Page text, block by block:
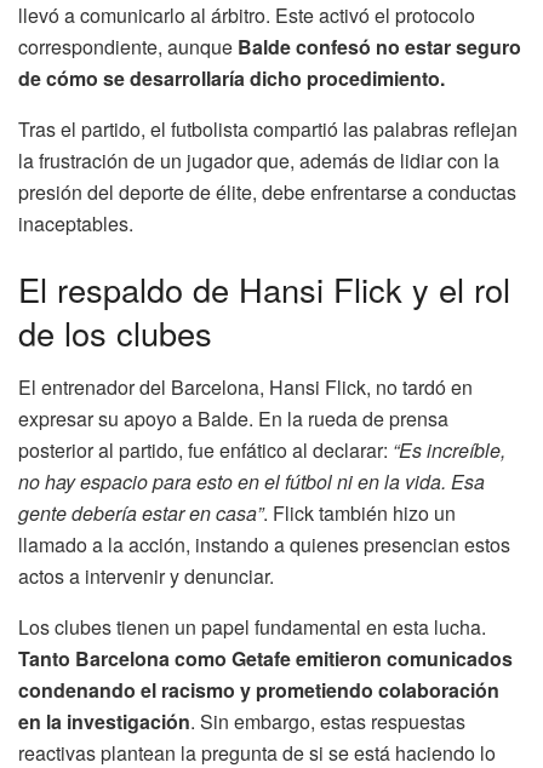
llevó a comunicarlo al árbitro. Este activó el protocolo
correspondiente, aunque Balde confesó no estar seguro
de cómo se desarrollaría dicho procedimiento.
Tras el partido, el futbolista compartió las palabras reflejan
la frustración de un jugador que, además de lidiar con la
presión del deporte de élite, debe enfrentarse a conductas
inaceptables.
El respaldo de Hansi Flick y el rol
de los clubes
El entrenador del Barcelona, Hansi Flick, no tardó en
expresar su apoyo a Balde. En la rueda de prensa
posterior al partido, fue enfático al declarar: “Es increíble,
no hay espacio para esto en el fútbol ni en la vida. Esa
gente debería estar en casa”. Flick también hizo un
llamado a la acción, instando a quienes presencian estos
actos a intervenir y denunciar.
Los clubes tienen un papel fundamental en esta lucha.
Tanto Barcelona como Getafe emitieron comunicados
condenando el racismo y prometiendo colaboración
en la investigación. Sin embargo, estas respuestas
reactivas plantean la pregunta de si se está haciendo lo